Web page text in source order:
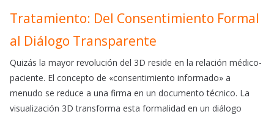
Tratamiento: Del Consentimiento Formal
al Diálogo Transparente
Quizás la mayor revolución del 3D reside en la relación médico-
paciente. El concepto de «consentimiento informado» a
menudo se reduce a una firma en un documento técnico. La
visualización 3D transforma esta formalidad en un diálogo